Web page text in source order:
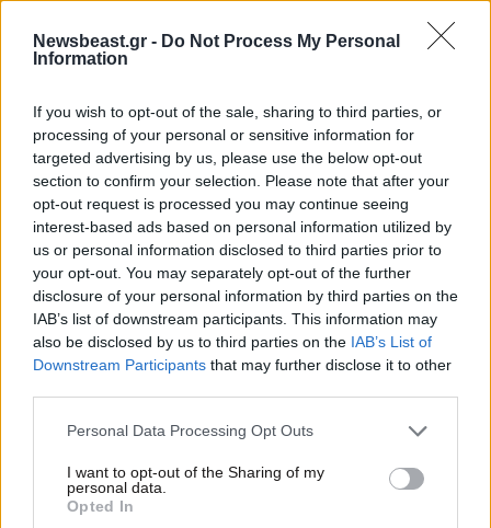
Newsbeast.gr - Do Not Process My Personal
Information
If you wish to opt-out of the sale, sharing to third parties, or
processing of your personal or sensitive information for
targeted advertising by us, please use the below opt-out
section to confirm your selection. Please note that after your
opt-out request is processed you may continue seeing
interest-based ads based on personal information utilized by
us or personal information disclosed to third parties prior to
your opt-out. You may separately opt-out of the further
disclosure of your personal information by third parties on the
IAB’s list of downstream participants. This information may
also be disclosed by us to third parties on the IAB’s List of
Downstream Participants that may further disclose it to other
Please note that this website/app uses one or more Google
not limited to your visit or usage behaviour. You may click to
grant or deny consent to Google and its third-party tags to
use your data for below specified purposes in below Google
Personal Data Processing Opt Outs
I want to opt-out of the Sharing of my
personal data.
Opted In
Xαρακτήρες: 0/1000
Διαβάστε και ακολουθήστε τους κανόνες σχολιασμού
ΠΡΟΣΘΗΚΗ
TRENDING